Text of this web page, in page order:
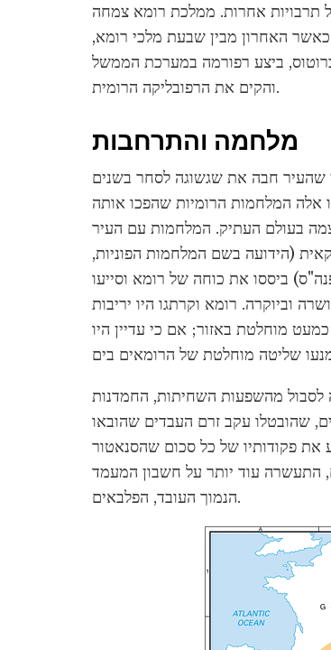
תרבויות אחרות. ממלכת רומא צמחה
לעיר משגשגת בין המאות ה-8 וה-6 לפנה"ס. כאשר האחרון מבין שבעת מלכי רומא,
לוקיוס יוניוס ברוטוס, ביצע רפורמה במערכת הממשל
והקים את הרפובליקה הרומית.
מלחמה והתרחבות
שהעיר חבה את שגשוגה לסחר בשנים
אלה המלחמות הרומיות שהפכו אותה
בעולם העתיק. המלחמות עם העיר
(הידועה בשם המלחמות הפוניות,
146 לפנה"ס) ביססו את כוחה של רומא וסייעו
וביוקרה. רומא וקרתגו היו יריבות
מוחלטת באזור; אם כי עדיין היו
לסבול מהשפעות השחיתות, החמדנות
שהובטלו עקב זרם העבדים שהובאו
את פקודותיו של כל סכום שהסנאטור
התעשרה עוד יותר על חשבון המעמד
הנמוך העובד, הפלבאים.